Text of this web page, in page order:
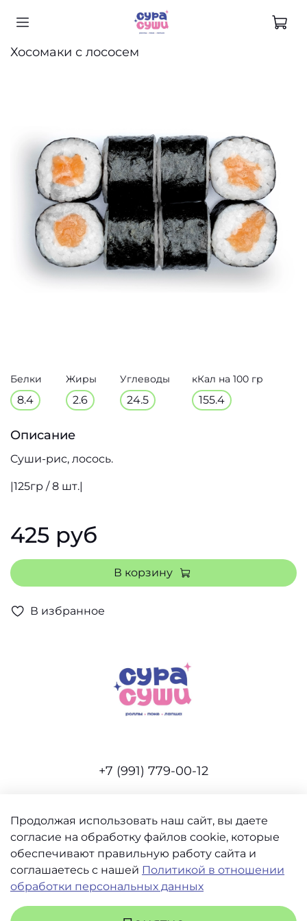
Хосомаки с лососем
В избранное
Белки
8.4
Жиры
2.6
Углеводы
24.5
кКал на 100 гр
155.4
Описание
Cуши-рис, лосось.
|125гр / 8 шт.|
425 руб
В корзину
+7 (991) 779-00-12
Интернет-магазин создан на inSales
Пользовательское соглашение
Продолжая использовать наш сайт, вы даете
согласие на обработку файлов cookie, которые
обеспечивают правильную работу сайта и
соглашаетесь с нашей Политикой в отношении
обработки персональных данных